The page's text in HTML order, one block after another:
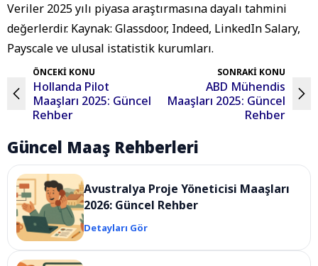
Veriler 2025 yılı piyasa araştırmasına dayalı tahmini
değerlerdir. Kaynak: Glassdoor, Indeed, LinkedIn Salary,
Payscale ve ulusal istatistik kurumları.
ÖNCEKİ KONU
Hollanda Pilot
Maaşları 2025: Güncel
Rehber
SONRAKİ KONU
ABD Mühendis
Maaşları 2025: Güncel
Rehber
Güncel Maaş Rehberleri
Avustralya Proje Yöneticisi Maaşları
2026: Güncel Rehber
Detayları Gör